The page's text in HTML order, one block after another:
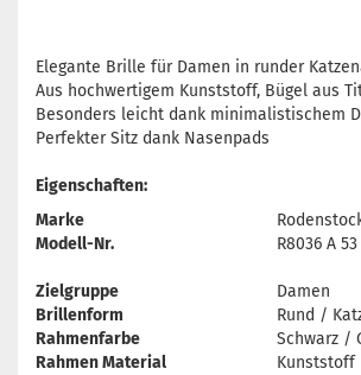
Elegante Brille für Damen in runder
Aus hochwertigem Kunststoff, Bügel aus
Besonders leicht dank minimalistischem
Perfekter Sitz dank Nasenpads
Eigenschaften:
Marke
Modell-Nr.
R8036 A 53
Zielgruppe
Damen
Brillenform
Rund /
Rahmenfarbe
Schwarz /
Rahmen Material
Kunststoff